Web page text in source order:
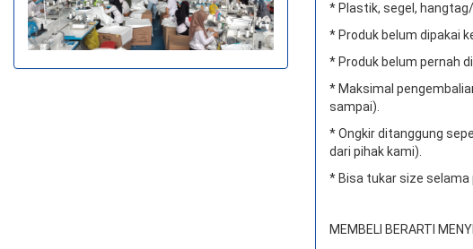
* Plastik, segel,
* Produk belum dipakai
* Produk belum pernah di
* Maksimal
sampai).
* Ongkir ditanggung
dari pihak kami).
* Bisa tukar size selama
MEMBELI BERARTI